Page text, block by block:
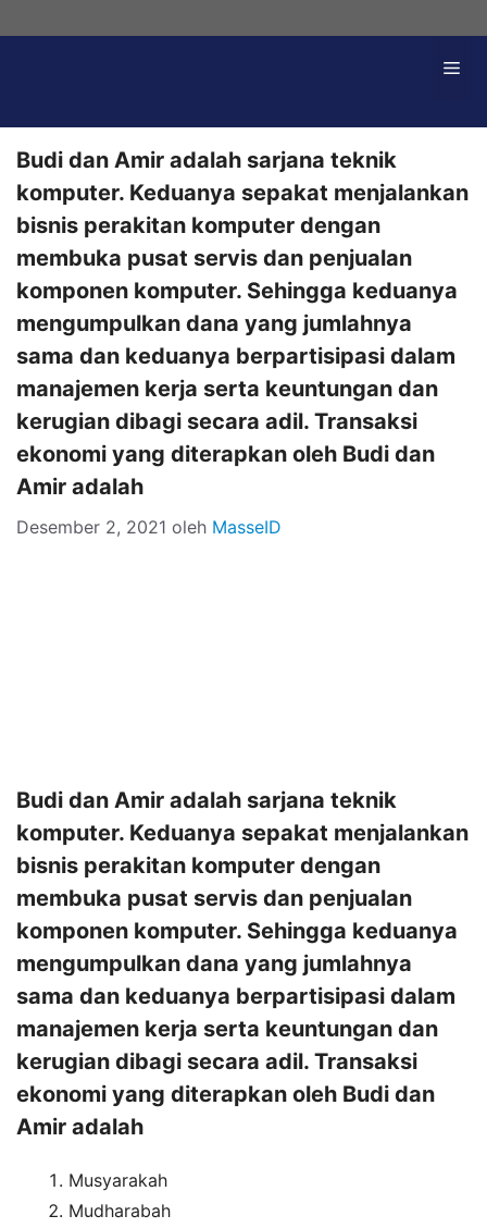
Budi dan Amir adalah sarjana teknik
komputer. Keduanya sepakat menjalankan
bisnis perakitan komputer dengan
membuka pusat servis dan penjualan
komponen komputer. Sehingga keduanya
mengumpulkan dana yang jumlahnya
sama dan keduanya berpartisipasi dalam
manajemen kerja serta keuntungan dan
kerugian dibagi secara adil. Transaksi
ekonomi yang diterapkan oleh Budi dan
Amir adalah
Desember 2, 2021 oleh MasseID
Budi dan Amir adalah sarjana teknik
komputer. Keduanya sepakat menjalankan
bisnis perakitan komputer dengan
membuka pusat servis dan penjualan
komponen komputer. Sehingga keduanya
mengumpulkan dana yang jumlahnya
sama dan keduanya berpartisipasi dalam
manajemen kerja serta keuntungan dan
kerugian dibagi secara adil. Transaksi
ekonomi yang diterapkan oleh Budi dan
Amir adalah
Musyarakah
Mudharabah